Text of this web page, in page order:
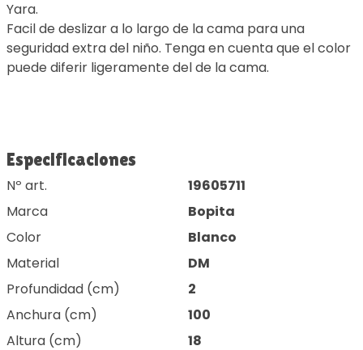
Yara.
Facil de deslizar a lo largo de la cama para una
seguridad extra del niño. Tenga en cuenta que el color
puede diferir ligeramente del de la cama.
Especificaciones
Nº art.
19605711
Marca
Bopita
Color
Blanco
Material
DM
Profundidad (cm)
2
Anchura (cm)
100
Altura (cm)
18